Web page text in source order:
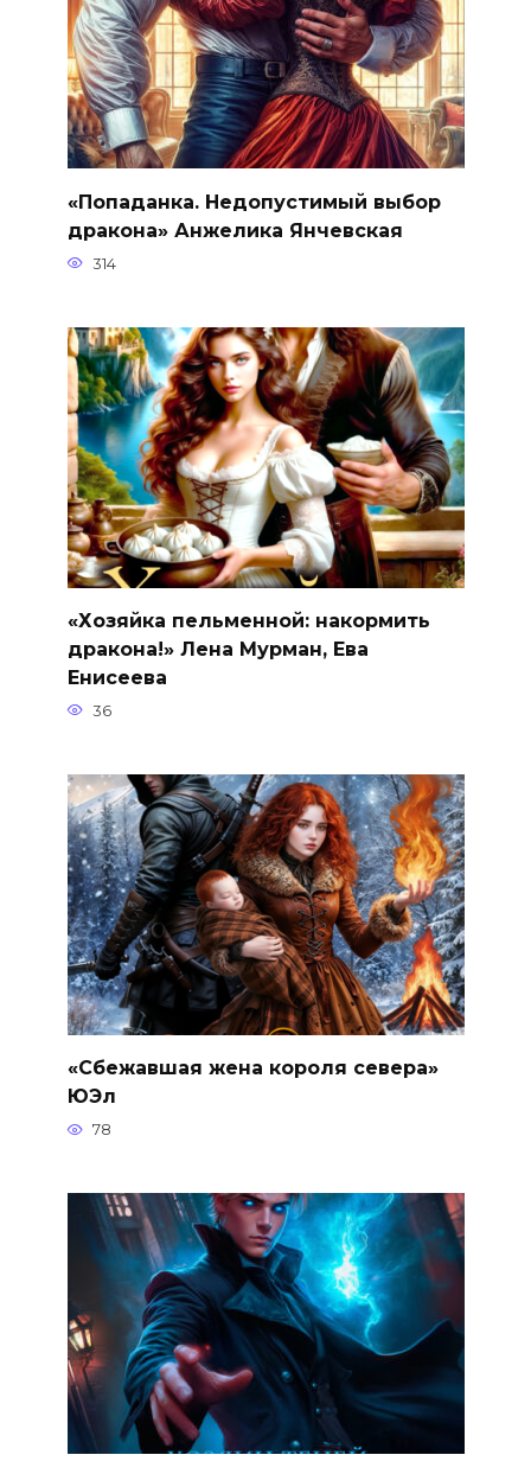
«Попаданка. Недопустимый выбор
дракона» Анжелика Янчевская
314
«Хозяйка пельменной: накормить
дракона!» Лена Мурман, Ева
Енисеева
36
«Сбежавшая жена короля севера»
ЮЭл
78